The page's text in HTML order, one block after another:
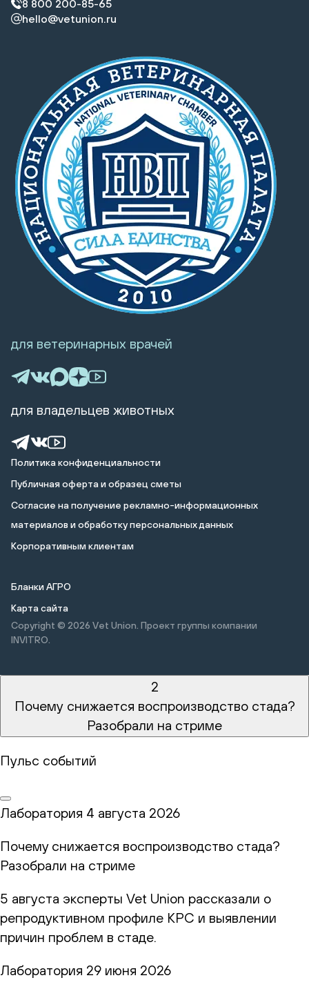
8 800 200-85-65
hello@vetunion.ru
Политика конфиденциальности
Публичная оферта и образец сметы
Cогласие на получение рекламно-информационных
материалов и обработку персональных данных
Корпоративным клиентам
Бланки АГРО
Карта сайта
Copyright © 2026 Vet Union. Проект группы компании
INVITRO.
для ветеринарных врачей
для владельцев животных
2
Почему снижается воспроизводство стада?
Разобрали на стриме
Пульс событий
Лаборатория 4 августа 2026
Почему снижается воспроизводство стада?
Разобрали на стриме
5 августа эксперты Vet Union рассказали о
репродуктивном профиле КРС и выявлении
причин проблем в стаде.
Лаборатория 29 июня 2026